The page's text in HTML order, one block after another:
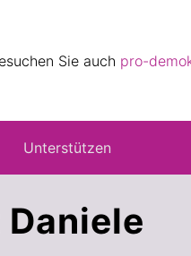
Sie auch pro-
Unterstützen